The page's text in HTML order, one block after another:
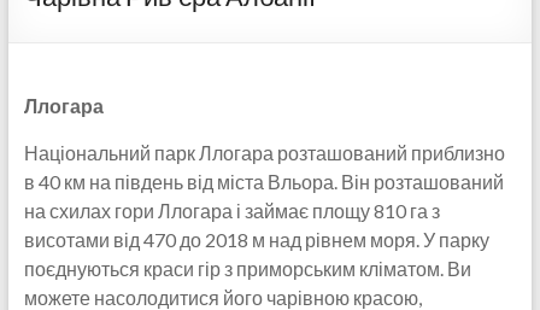
Ллогара
Національний парк Ллогара розташований приблизно
в 40 км на південь від міста Вльора. Він розташований
на схилах гори Ллогара і займає площу 810 га з
висотами від 470 до 2018 м над рівнем моря. У парку
поєднуються краси гір з приморським кліматом. Ви
можете насолодитися його чарівною красою,